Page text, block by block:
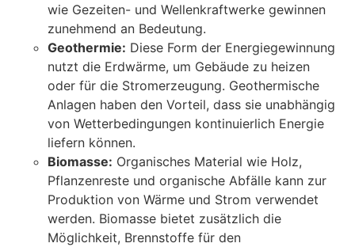
wie Gezeiten- und Wellenkraftwerke gewinnen
zunehmend an Bedeutung.
Geothermie: Diese Form der Energiegewinnung
nutzt die Erdwärme, um Gebäude zu heizen
oder für die Stromerzeugung. Geothermische
Anlagen haben den Vorteil, dass sie unabhängig
von Wetterbedingungen kontinuierlich Energie
liefern können.
Biomasse: Organisches Material wie Holz,
Pflanzenreste und organische Abfälle kann zur
Produktion von Wärme und Strom verwendet
werden. Biomasse bietet zusätzlich die
Möglichkeit, Brennstoffe für den